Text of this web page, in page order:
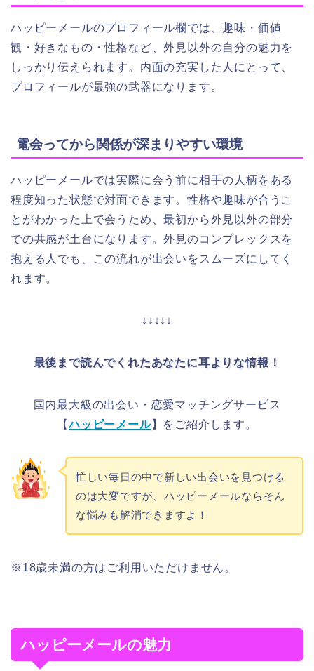
ハッピーメールのプロフィール欄では、趣味・価値
観・好きなもの・性格など、外見以外の自分の魅力を
しっかり伝えられます。内面の充実した人にとって、
プロフィールが最強の武器になります。
電会ってから関係が深まりやすい環境
ハッピーメールでは実際に会う前に相手の人柄をある
程度知った状態で対面できます。性格や趣味が合うこ
とがわかった上で会うため、最初から外見以外の部分
での共感が土台になります。外見のコンプレックスを
抱える人でも、この流れが出会いをスムーズにしてく
れます。
↓↓↓↓↓
最後まで読んでくれたあなたに耳よりな情報！
国内最大級の出会い・恋愛マッチングサービス
【ハッピーメール】をご紹介します。
忙しい毎日の中で新しい出会いを見つける
のは大変ですが、ハッピーメールならそん
な悩みも解消できますよ！
※18歳未満の方はご利用いただけません。
ハッピーメールの魅力